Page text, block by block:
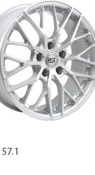
57.1